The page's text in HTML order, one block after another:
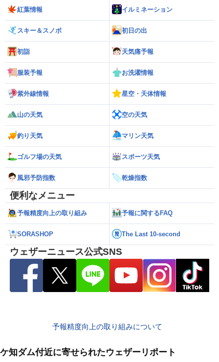
紅葉情報 イルミネーション
スキー＆スノボ 初日の出
初詣 天気痛予報
服装予報 お洗濯情報
紫外線情報 星空・天体情報
山の天気 空の天気
釣り天気 マリン天気
ゴルフ場の天気 スポーツ天気
風邪予防指数 乾燥指数
便利なメニュー
予報精度向上の取り組み 予報に関するFAQ
SORASHOP The Last 10-second
ウェザーニュース公式SNS
予報精度向上の取り組みについて
ケ知ダム付近に寄せられたウェザーリポート